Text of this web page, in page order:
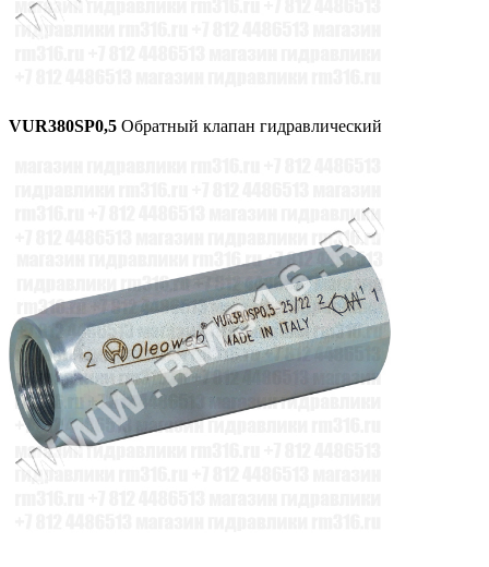
VUR380SP0,5 Обратный клапан гидравлический